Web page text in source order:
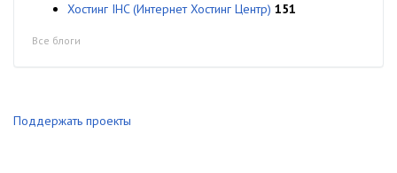
Хостинг IHC (Интернет Хостинг Центр) 151
Все блоги
Поддержать проекты